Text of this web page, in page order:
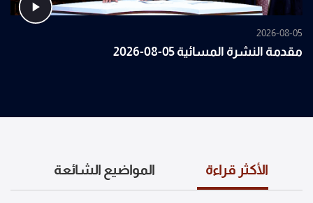
2026-08-05
مقدمة النشرة المسائية 05-08-2026
الأكثر قراءة المواضيع الشائعة